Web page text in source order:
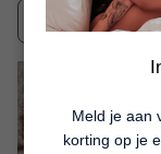
Meld je aan
korting op je
Wat zoek je?